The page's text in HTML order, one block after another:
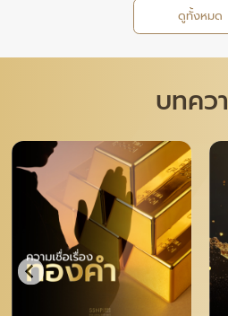
ดูทั้งหมด
บทคว